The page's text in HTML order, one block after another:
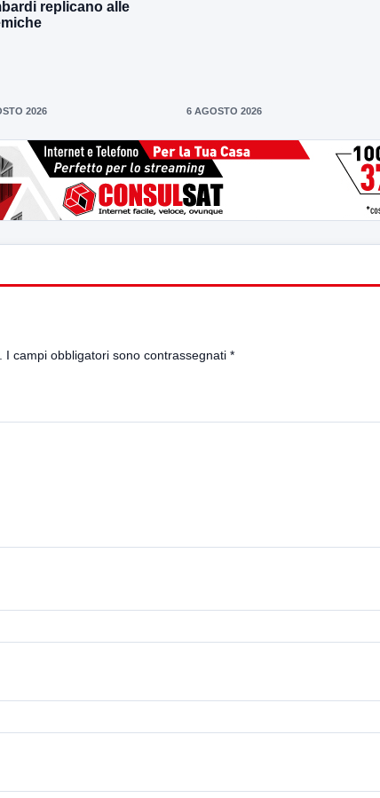
replicano alle
2026 6 AGOSTO 2026
I campi obbligatori sono contrassegnati *